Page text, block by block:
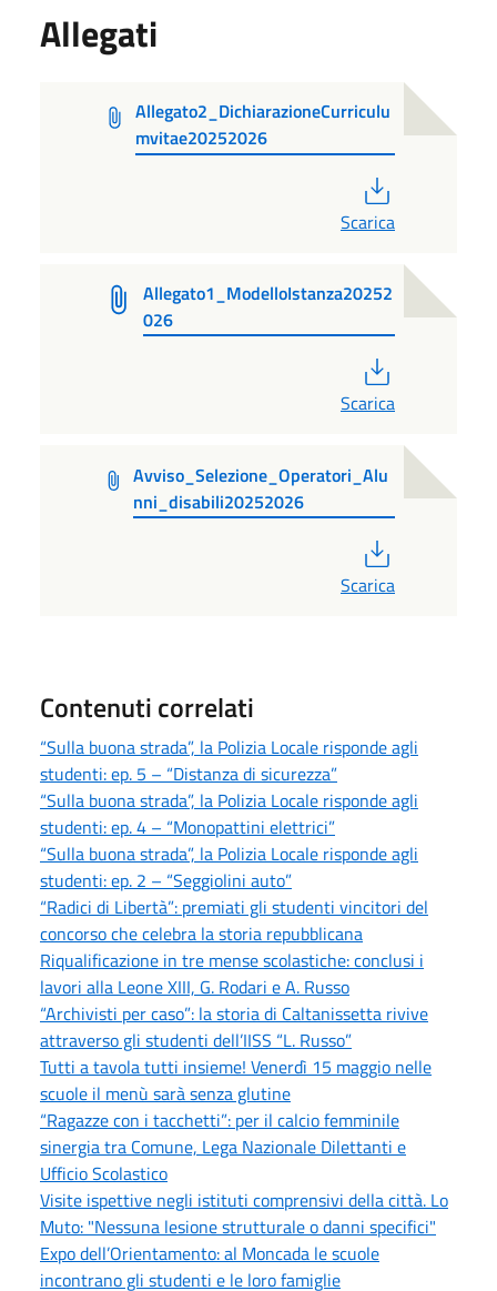
Allegati
Allegato2_DichiarazioneCurriculu
mvitae20252026
Scarica
Allegato1_ModelloIstanza20252
026
Scarica
Avviso_Selezione_Operatori_Alu
nni_disabili20252026
Scarica
Contenuti correlati
“Sulla buona strada”, la Polizia Locale risponde agli
studenti: ep. 5 – “Distanza di sicurezza”
“Sulla buona strada”, la Polizia Locale risponde agli
studenti: ep. 4 – “Monopattini elettrici”
“Sulla buona strada”, la Polizia Locale risponde agli
studenti: ep. 2 – “Seggiolini auto”
“Radici di Libertà”: premiati gli studenti vincitori del
concorso che celebra la storia repubblicana
Riqualificazione in tre mense scolastiche: conclusi i
lavori alla Leone XIII, G. Rodari e A. Russo
“Archivisti per caso”: la storia di Caltanissetta rivive
attraverso gli studenti dell’IISS “L. Russo”
Tutti a tavola tutti insieme! Venerdì 15 maggio nelle
scuole il menù sarà senza glutine
“Ragazze con i tacchetti”: per il calcio femminile
sinergia tra Comune, Lega Nazionale Dilettanti e
Ufficio Scolastico
Visite ispettive negli istituti comprensivi della città. Lo
Muto: "Nessuna lesione strutturale o danni specifici"
Expo dell’Orientamento: al Moncada le scuole
incontrano gli studenti e le loro famiglie